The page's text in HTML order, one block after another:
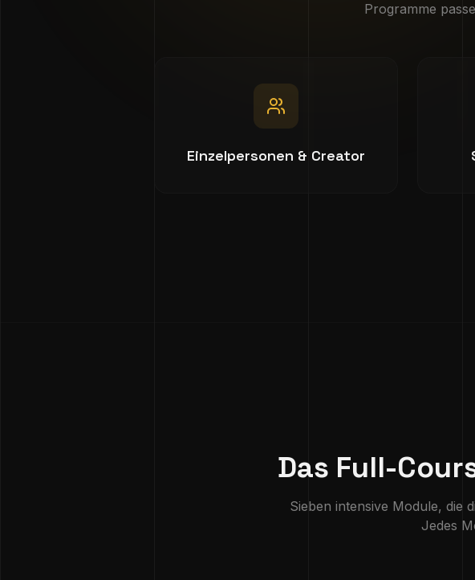
Programme
Einzelpersonen & Creator
Das Full-
Sieben intensive Module, die
Jedes